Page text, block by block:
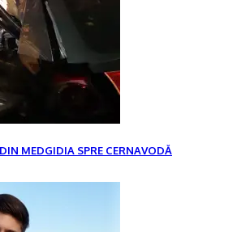
MEDGIDIA SPRE CERNAVODĂ